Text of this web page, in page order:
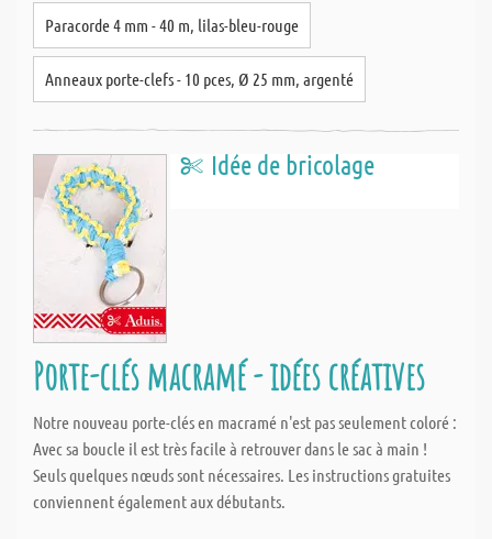
Paracorde 4 mm - 40 m, lilas-bleu-rouge
Anneaux porte-clefs - 10 pces, Ø 25 mm, argenté
Idée de bricolage
Porte-clés macramé - idées créatives
Notre nouveau porte-clés en macramé n'est pas seulement coloré :
Avec sa boucle il est très facile à retrouver dans le sac à main !
Seuls quelques nœuds sont nécessaires. Les instructions gratuites
conviennent également aux débutants.